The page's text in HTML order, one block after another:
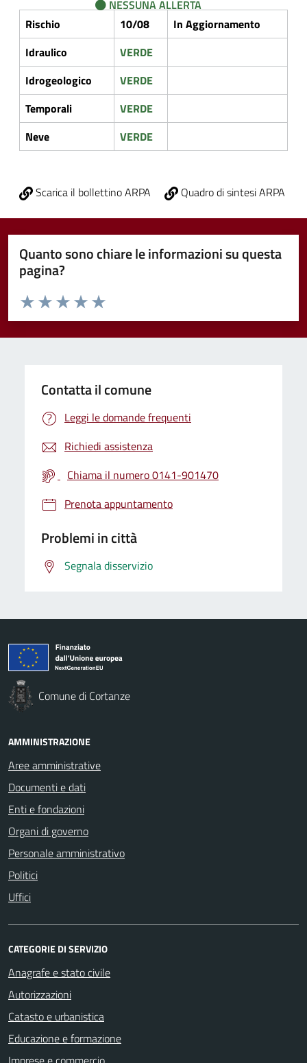
NESSUNA ALLERTA
Rischio
10/08
In Aggiornamento
Idraulico
VERDE
Idrogeologico
VERDE
Temporali
VERDE
Neve
VERDE
Scarica il bollettino ARPA Quadro di sintesi ARPA
Quanto sono chiare le informazioni su questa
pagina?
Valuta da 1 a 5 stelle la pagina
Valuta 5 stelle su 5
Valuta 4 stelle su 5
Valuta 3 stelle su 5
Valuta 2 stelle su 5
Valuta 1 stelle su 5
Contatta il comune
Leggi le domande frequenti
Richiedi assistenza
Chiama il numero 0141-901470
Prenota appuntamento
Problemi in città
Segnala disservizio
Comune di Cortanze
AMMINISTRAZIONE
Aree amministrative
Documenti e dati
Enti e fondazioni
Organi di governo
Personale amministrativo
Politici
Uffici
CATEGORIE DI SERVIZIO
Anagrafe e stato civile
Autorizzazioni
Catasto e urbanistica
Educazione e formazione